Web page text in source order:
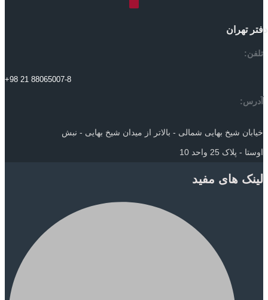
دفتر تهران
تلفن:
+98 21 88065007-8
آدرس:
خیابان شیخ بهایی شمالی - بالاتر از میدان شیخ بهایی - نبش
اوستا - پلاک 25 واحد 10
لینک های مفید